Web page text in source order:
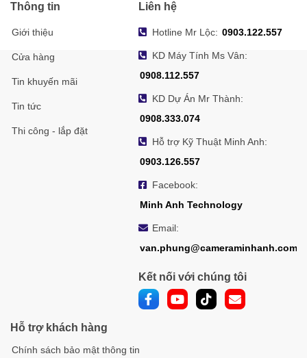
Thông tin
Giới thiệu
Cửa hàng
Tin khuyến mãi
Tin tức
Thi công - lắp đặt
Liên hệ
Hotline Mr Lộc: 0903.122.557
KD Máy Tính Ms Vân:
0908.112.557
KD Dự Án Mr Thành:
0908.333.074
Hỗ trợ Kỹ Thuật Minh Anh:
0903.126.557
Facebook:
Minh Anh Technology
Email:
van.phung@cameraminhanh.com
Kết nối với chúng tôi
Hỗ trợ khách hàng
Chính sách bảo mật thông tin